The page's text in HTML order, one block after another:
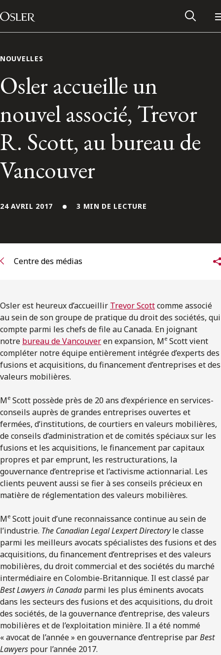
Passer au contenu
Main Navigation
Contactez-nous
S’abonner aux articles Osler
NOUVELLES
Osler accueille un
nouvel associé, Trevor
R. Scott, au bureau de
Vancouver
24 AVRIL 2017 3 MIN DE LECTURE
Centre des médias
Osler est heureux d’accueillir Trevor Scottcomme associé
au sein de son groupe de pratique du droit des sociétés, qui
compte parmi les chefs de file au Canada. En joignant
notre bureau de Vancouveren expansion, Me Scott vient
compléter notre équipe entièrement intégrée d’experts des
fusions et acquisitions, du financement d’entreprises et des
valeurs mobilières.
Me Scott possède près de 20 ans d’expérience en services-
conseils auprès de grandes entreprises ouvertes et
fermées, d’institutions, de courtiers en valeurs mobilières,
de conseils d’administration et de comités spéciaux sur les
fusions et les acquisitions, le financement par capitaux
propres et par emprunt, les restructurations, la
gouvernance d’entreprise et l’activisme actionnarial. Les
clients peuvent aussi se fier à ses conseils précieux en
matière de réglementation des valeurs mobilières.
Me Scott jouit d’une reconnaissance continue au sein de
l’industrie. The Canadian Legal Lexpert Directoryle classe
parmi les meilleurs avocats spécialistes des fusions et des
acquisitions, du financement d’entreprises et des valeurs
mobilières, du droit commercial et des sociétés du marché
intermédiaire en Colombie-Britannique. Il est classé par
Best Lawyers in Canada parmi les plus éminents avocats
dans les secteurs des fusions et des acquisitions, du droit
des sociétés, de la gouvernance d’entreprise, des valeurs
mobilières et de l’exploitation minière. Il a été nommé
« avocat de l’année » en gouvernance d’entreprise parBest
Lawyers pour l’année 2017.